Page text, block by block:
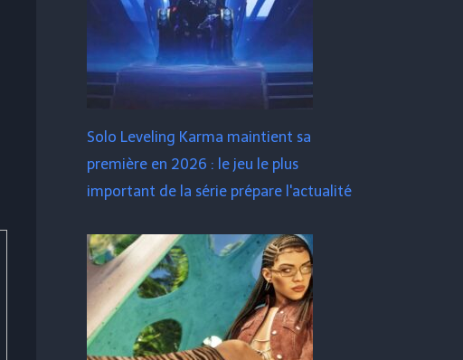
Solo Leveling Karma maintient sa
première en 2026 : le jeu le plus
important de la série prépare l'actualité